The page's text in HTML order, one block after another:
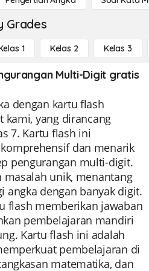
Grades
1 Kelas 2 Kelas 3
Multi-Digit gratis
dengan kartu flash
kami, yang dirancang
7. Kartu flash ini
dan menarik
pengurangan multi-digit.
masalah unik, menantang
angka dengan banyak digit.
flash memberikan jawaban
pembelajaran mandiri
Kartu flash ini adalah
pembelajaran di
matematika, dan